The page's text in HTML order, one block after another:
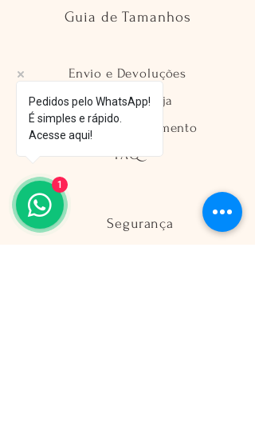
Guia de Tamanhos
Envio e Devoluções
Política da Loja
Métodos de Pagamento
FAQ
Segurança
Pedidos pelo WhatsApp!
É simples e rápido.
Acesse aqui!
1